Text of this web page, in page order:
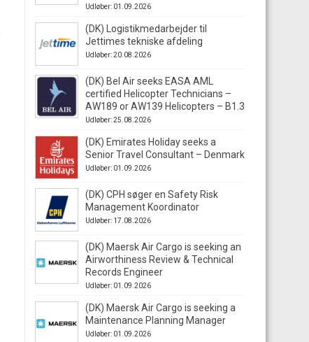
Udløber: 01.09.2026
(DK) Logistikmedarbejder til
Jettimes tekniske afdeling
Udløber: 20.08.2026
(DK) Bel Air seeks EASA AML
certified Helicopter Technicians –
AW189 or AW139 Helicopters – B1.3
Udløber: 25.08.2026
(DK) Emirates Holiday seeks a
Senior Travel Consultant – Denmark
Udløber: 01.09.2026
(DK) CPH søger en Safety Risk
Management Koordinator
Udløber: 17.08.2026
(DK) Maersk Air Cargo is seeking an
Airworthiness Review & Technical
Records Engineer
Udløber: 01.09.2026
(DK) Maersk Air Cargo is seeking a
Maintenance Planning Manager
Udløber: 01.09.2026